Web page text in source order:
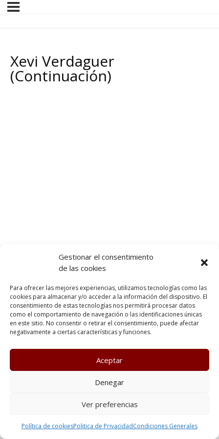
Gestionar el consentimiento
de las cookies
Para ofrecer las mejores experiencias, utilizamos tecnologías como las
cookies para almacenar y/o acceder a la información del dispositivo. El
consentimiento de estas tecnologías nos permitirá procesar datos
como el comportamiento de navegación o las identificaciones únicas
en este sitio. No consentir o retirar el consentimiento, puede afectar
negativamente a ciertas características y funciones.
Aceptar
Denegar
Ver preferencias
Política de cookiesPolitica de PrivacidadCondiciones Generales
Xevi Verdaguer
(Continuación)